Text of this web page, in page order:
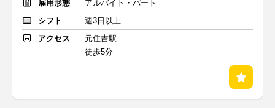
雇用形態
アルバイト・パート
シフト
週3日以上
アクセス
元住吉駅
徒歩5分